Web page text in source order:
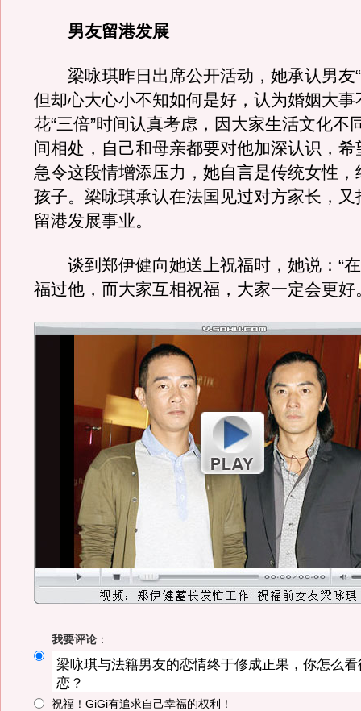
男友留港发展
梁咏琪昨日出席公开活动，她承认男友“
但却心大心小不知如何是好，认为婚姻大事
花“三倍”时间认真考虑，因大家生活文化不
间相处，自己和母亲都要对他加深认识，希
急令这段情增添压力，她自言是传统女性，
孩子。梁咏琪承认在法国见过对方家长，又
留港发展事业。
谈到郑伊健向她送上祝福时，她说：“
福过他，而大家互相祝福，大家一定会更好
我要评论：
祝福！GiGi有追求自己幸福的权利！